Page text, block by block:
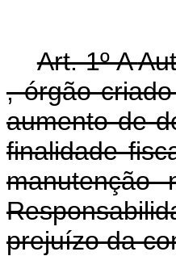
Art. 1º A
, órgão
aumento de
finalidade
prejuízo da